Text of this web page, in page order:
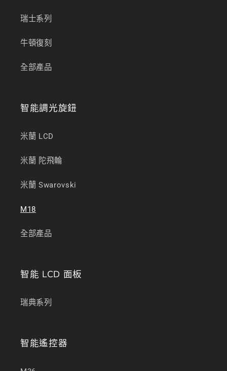
瑞士系列
牛頓復刻
全部產品
智能調光旋鈕
米蘭 LCD
米蘭 陀飛輪
米蘭 Swarovski
M18
全部產品
智能 LCD 面板
瑞典系列
智能遙控器